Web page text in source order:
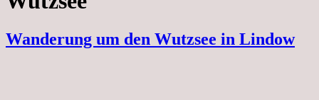
Wanderung um den Wutzsee in Lindow